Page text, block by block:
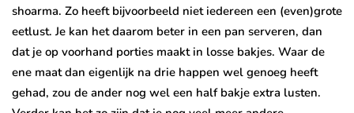
shoarma. Zo heeft bijvoorbeeld niet iedereen een (even)grote
eetlust. Je kan het daarom beter in een pan serveren, dan
dat je op voorhand porties maakt in losse bakjes. Waar de
ene maat dan eigenlijk na drie happen wel genoeg heeft
gehad, zou de ander nog wel een half bakje extra lusten.